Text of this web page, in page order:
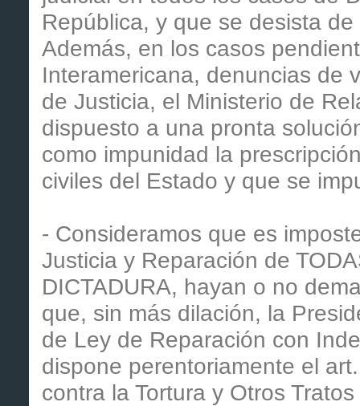
República, y que se desista
Además, en los casos
Interamericana, denuncias de
de Justicia, el Ministerio de
dispuesto a una pronta
como impunidad la
civiles del Estado y que se
- Consideramos que es
Justicia y Reparación de
DICTADURA, hayan o no
que, sin más dilación, la
de Ley de Reparación con
dispone perentoriamente el
contra la Tortura y Otros